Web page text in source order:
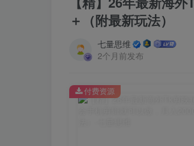
＋（附最新玩法）
七量思维
2个月前发布
付费资源